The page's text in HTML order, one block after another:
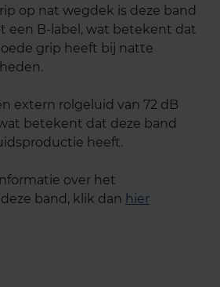
op nat wegdek is deze band
een B-label, wat betekent dat
grip heeft bij natte
extern rolgeluid van 72 dB
betekent dat deze band
heeft.
over het
band, klik dan hier